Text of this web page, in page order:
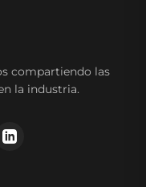
compartiendo las
la industria.